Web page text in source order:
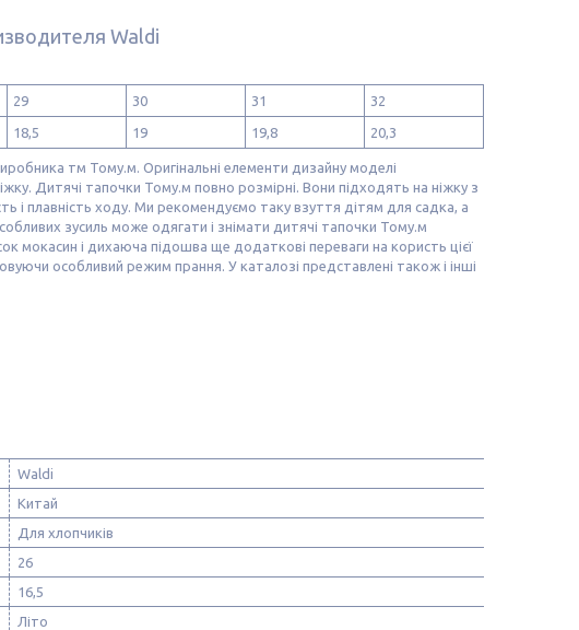
Waldi
29 30 31 32
18,5 19 19,8 20,3
тм Тому.м . Оригінальні елементи дизайну моделі
Дитячі тапочки Тому.м повно розмірні. Вони підходять на ніжку з
і плавність ходу. Ми рекомендуємо таку взуття дітям для садка, а
зусиль може одягати і знімати дитячі тапочки Тому.м
мокасин і дихаюча підошва ще додаткові переваги на користь цієї
особливий режим прання. У каталозі представлені також і інші
Waldi
Китай
Для хлопчиків
26
16,5
Літо